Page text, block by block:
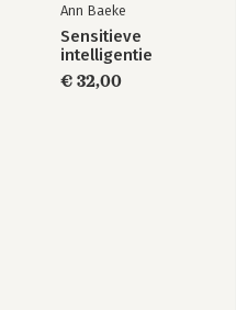
Ann Baeke
Sensitieve
intelligentie
€ 32,00